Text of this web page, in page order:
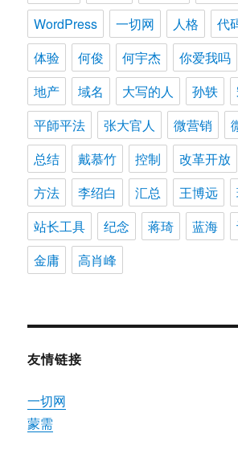
WordPress 一切网 人格 代
体验
何俊 何宇杰 你爱我吗
地产
域名 大写的人 孙轶
平師平法
张大官人 微营销
总结
戴慕竹 控制 改革开放
方法
李绍白 汇总 王博远
站长工具
纪念 蒋琦 蓝海
金庸
高肖峰
友情链接
一切网
蒙需